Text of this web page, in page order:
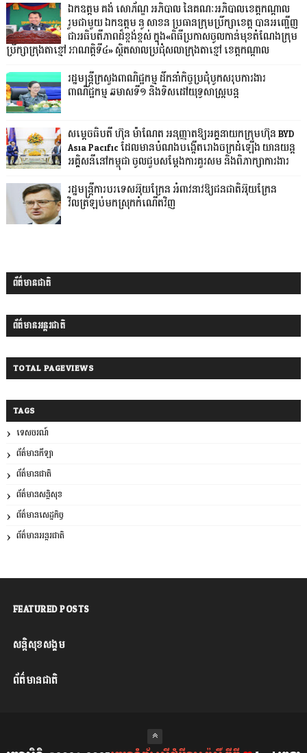
ឯកឧត្តម គង់ សោភ័ណ្ឌ អភិបាល នៃគណៈអភិបាលខេត្តកណ្តាល
រួមជាមួយ ឯកឧត្តម នូ សាខន ប្រធានក្រុមប្រឹក្សាខេត្ត បានអញ្ជើញ
ជាអធិបតីភាពដ៏ខ្ពង់ខ្ពស់ ក្នុង«ពិធីប្រកាសចូលកាន់មុខតំណែងក្រុម
ប្រឹក្សាក្រុងតាខ្មៅ អាណត្តិទី៤» ស្ថិតសាលប្រជុំសលាក្រុងតាខ្មៅ ខេត្តកណ្តាល
រដ្ឋមន្ត្រីក្រសួងពាណិជ្ជកម្ម ដឹកនាំកិច្ចប្រជុំបូកសរុបការងារ
ពាណិជ្ជកម្ម ឆមាសទី១ និងទិសដៅយុទ្ធសាស្រ្តបន្ត
សម្តេចធិបតី ហ៊ុន ម៉ាណែត អនុញ្ញាតឱ្យអគ្គនាយកក្រុមហ៊ុន BYD
Asia Pacific ដែលមានបំណងបង្កើតរោងចក្រដំឡើង យានយន្ត
អគ្គិសនីនៅកម្ពុជា ចូលជួបសម្ដែងការគួរសម និងពិភាក្សាការងារ
រដ្ឋមន្ត្រីការបរទេសអ៊ុយក្រែន អំពាវនាវឱ្យជនជាតិអ៊ុយក្រែន
វិលត្រឡប់មកស្រុកកំណើតវិញ
ព័ត៌មានជាតិ
ព័ត៌មានអន្តរជាតិ
TOTAL PAGEVIEWS
TAGS
ទេសចរណ៍
ព័ត៌មានកីឡា
ព័ត៌មានជាតិ
ព័ត៌មានសន្តិសុខ
ព័ត៌មានសេដ្ឋកិច្ច
ព័ត៌មានអន្តរជាតិ
FEATURED POSTS
សន្តិសុខសង្គម
ព័ត៌មានជាតិ